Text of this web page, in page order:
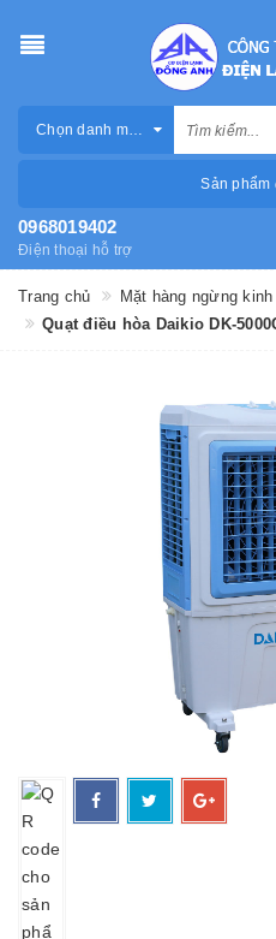
Chọn danh mục
Sản phẩm
0968019402
Điện thoại hỗ trợ
Trang chủ
Mặt hàng ngừng kinh
Quạt điều hòa Daikio DK-